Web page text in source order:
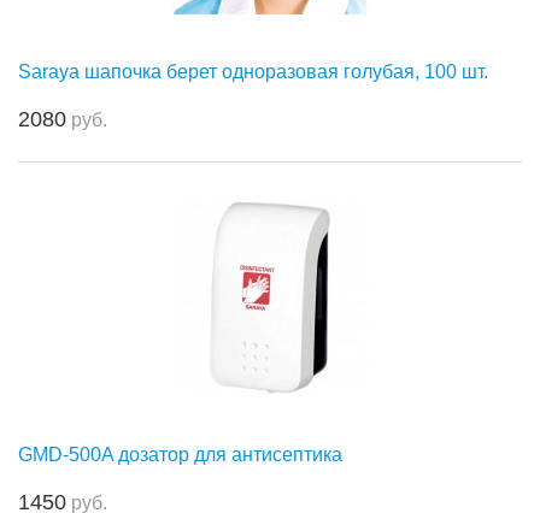
Saraya шапочка берет одноразовая голубая, 100 шт.
2080 руб.
GMD-500A дозатор для антисептика
1450 руб.